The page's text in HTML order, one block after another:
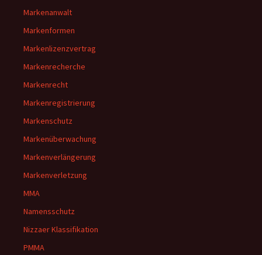
Markenanwalt
Markenformen
Markenlizenzvertrag
Markenrecherche
Markenrecht
Markenregistrierung
Markenschutz
Markenüberwachung
Markenverlängerung
Markenverletzung
MMA
Namensschutz
Nizzaer Klassifikation
PMMA